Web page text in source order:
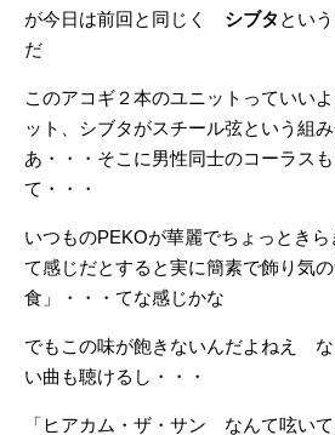
が今日は前回と同じく シブタ とい
だ
このアコギ２本のユニットっていい
ット、シブタがスチール弦という組
あ・・・そこに男性同士のコーラス
て・・・
いつものPEKOが華麗でちょっとき
て感じだとすると実に簡素で飾り気
食」・・・てな感じかな
でもこの味が飽きないんだよねえ
い曲も聴けるし・・・
「ヒアカム・ザ・サン なんて呟い